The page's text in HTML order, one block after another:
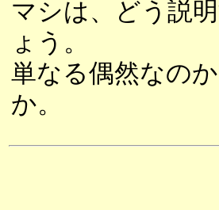
マシは、どう説
ょう。
単なる偶然なの
か。